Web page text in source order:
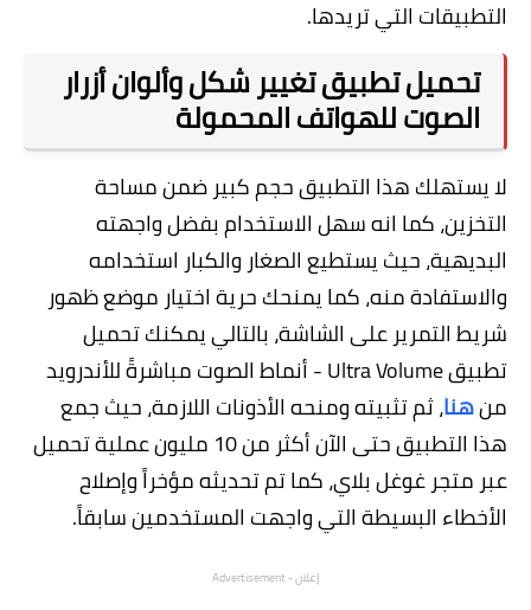
التطبيقات التي تريدها.
تحميل تطبيق تغيير شكل وألوان أزرار
الصوت للهواتف المحمولة
لا يستهلك هذا التطبيق حجم كبير ضمن مساحة
التخزين، كما انه سهل الاستخدام بفضل واجهته
البديهية، حيث يستطيع الصغار والكبار استخدامه
والاستفادة منه، كما يمنحك حرية اختيار موضع ظهور
شريط التمرير على الشاشة، بالتالي يمكنك تحميل
تطبيق Ultra Volume - أنماط الصوت مباشرةً للأندرويد
منهنا، ثم تثبيته ومنحه الأذونات اللازمة، حيث جمع
هذا التطبيق حتى الآن أكثر من 10 مليون عملية تحميل
عبر متجر غوغل بلاي، كما تم تحديثه مؤخراً وإصلاح
الأخطاء البسيطة التي واجهت المستخدمين سابقاً.
إعلان - Advertisement